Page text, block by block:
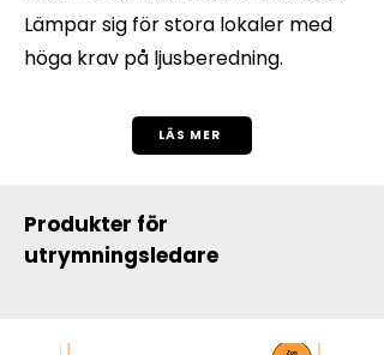
Lämpar sig för stora lokaler med
höga krav på ljusberedning.
LÄS MER
Produkter för
utrymningsledare